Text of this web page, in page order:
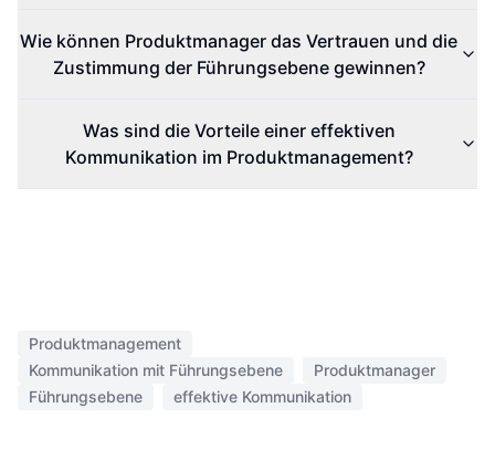
Wie können Produktmanager das Vertrauen und die
Zustimmung der Führungsebene gewinnen?
Was sind die Vorteile einer effektiven
Kommunikation im Produktmanagement?
Produktmanagement
Kommunikation mit Führungsebene
Produktmanager
Führungsebene
effektive Kommunikation